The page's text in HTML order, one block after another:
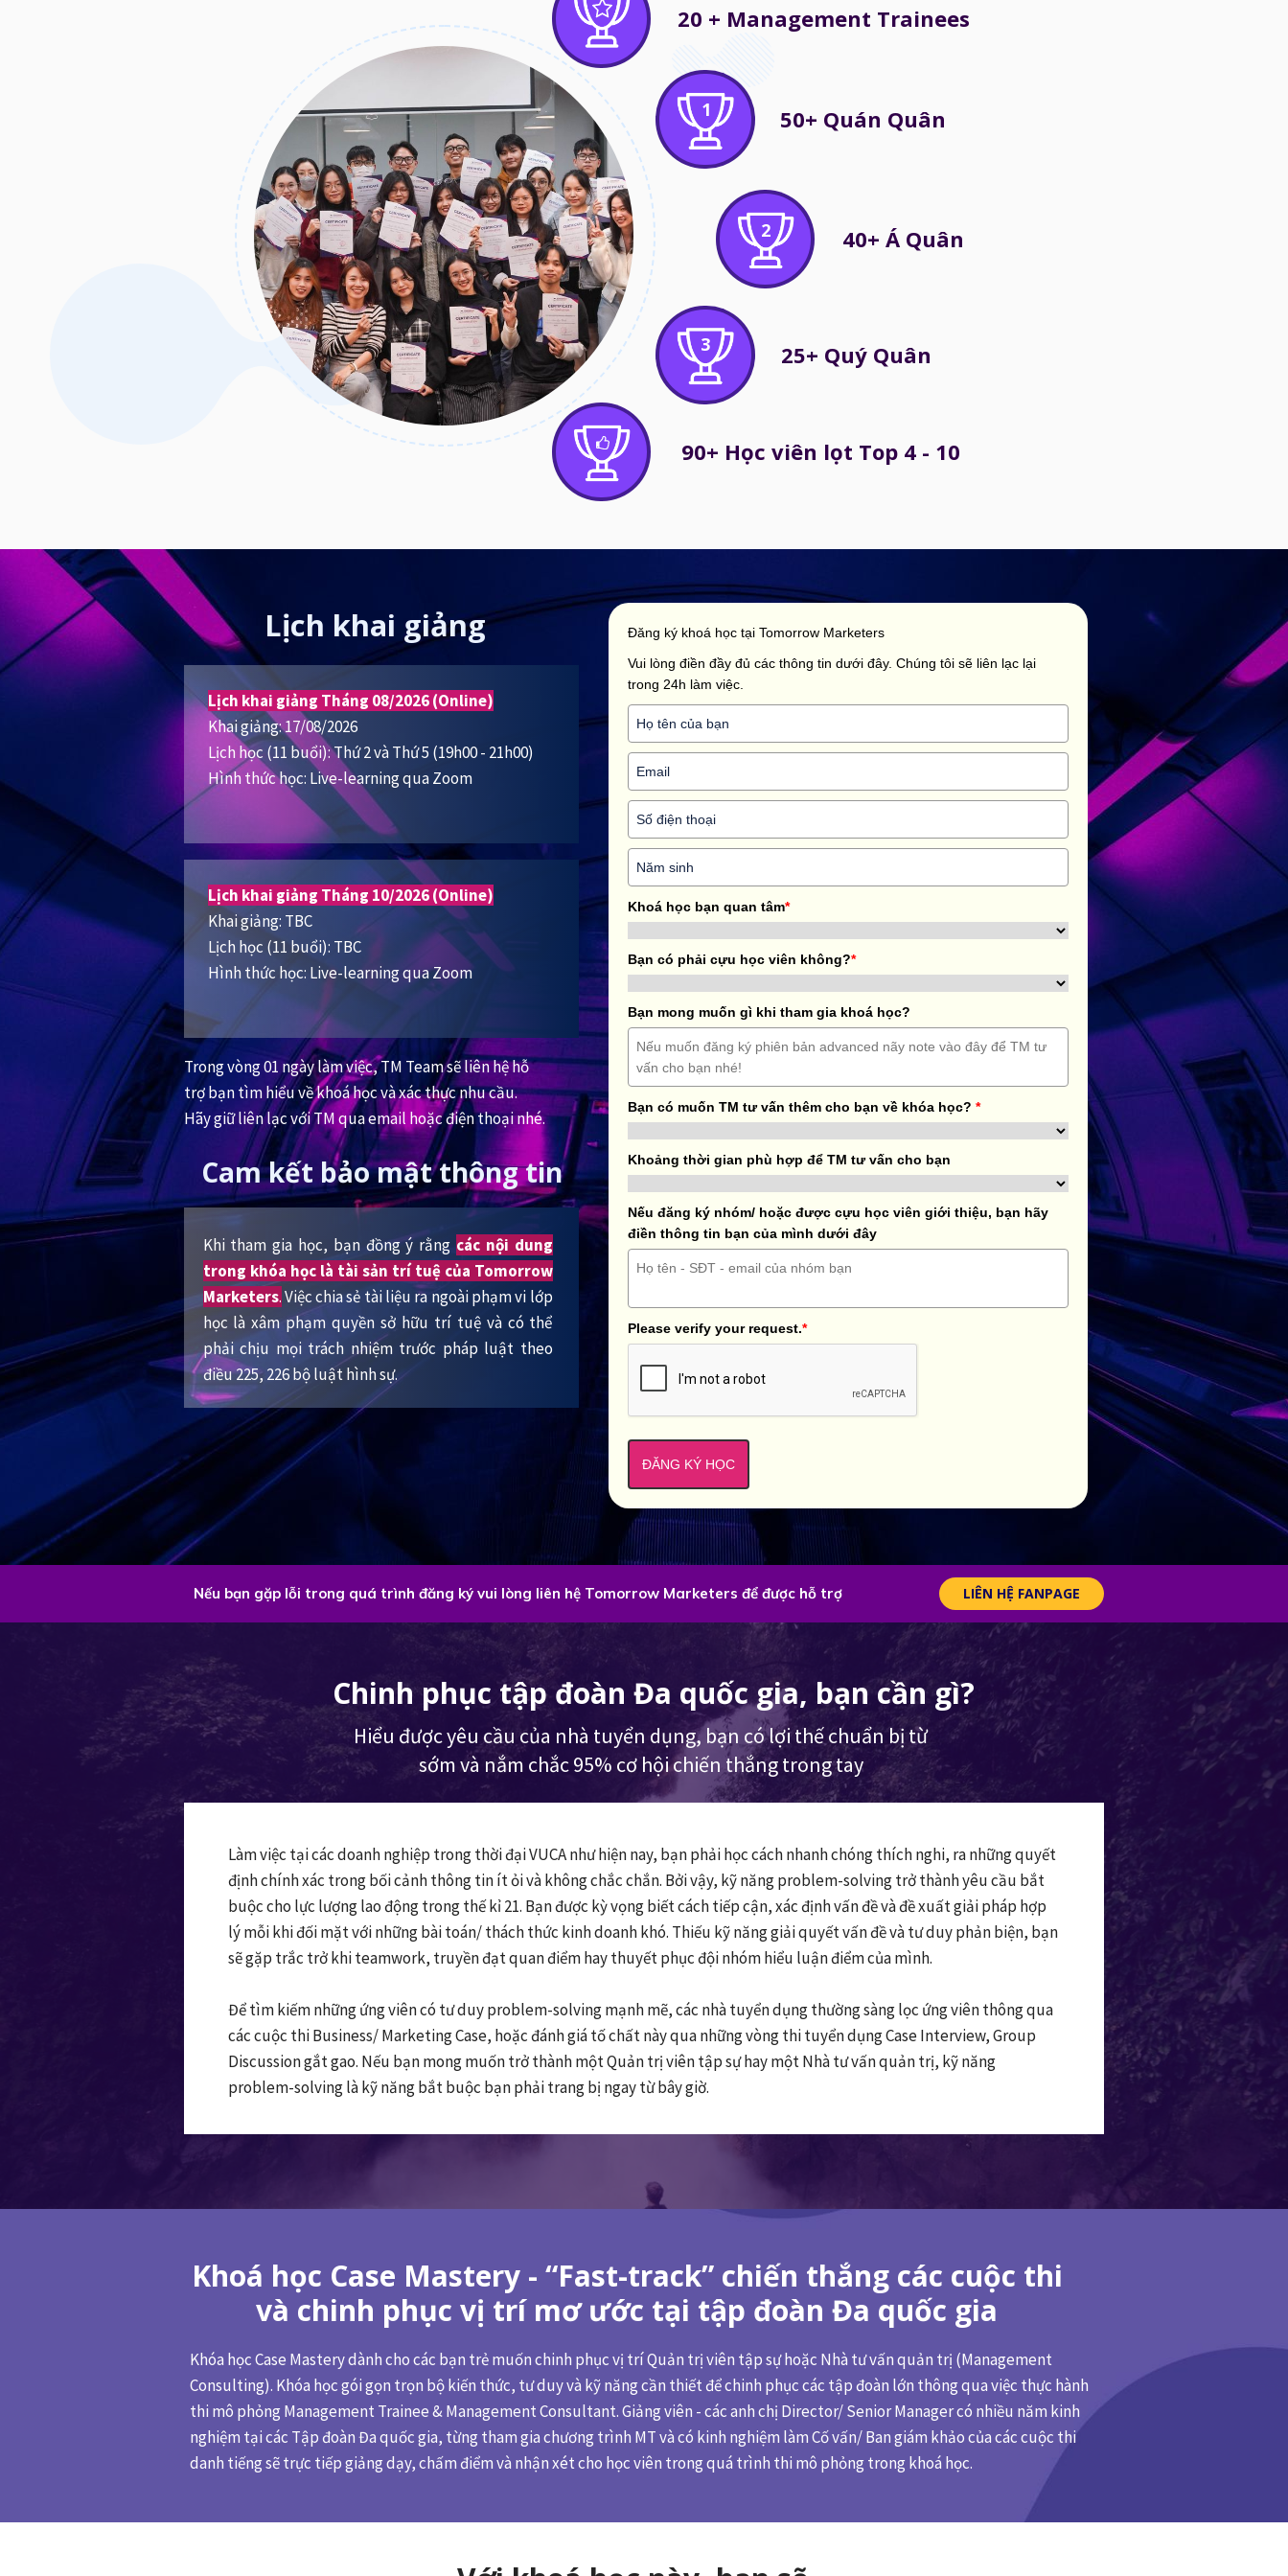
50+ Quán Quân
1
40+ Á Quân
2
25+ Quý Quân
3
20 + Management Trainees
90+ Học viên lọt Top 4 - 10
Lịch khai giảng
Lịch khai giảng Tháng 08/2026 (Online)
Khai giảng: 17/08/2026
Lịch học (11 buổi): Thứ 2 và Thứ 5 (19h00 - 21h00)
Hình thức học: Live-learning qua Zoom
Đăng ký khoá học tại Tomorrow Marketers
Vui lòng điền đầy đủ các thông tin dưới đây. Chúng tôi sẽ liên lạc lại
trong 24h làm việc.
Khoá học bạn quan tâm*
Bạn có phải cựu học viên không?*
Bạn mong muốn gì khi tham gia khoá học?
Bạn có muốn TM tư vấn thêm cho bạn về khóa học?*
Khoảng thời gian phù hợp để TM tư vấn cho bạn
Nếu đăng ký nhóm/ hoặc được cựu học viên giới thiệu, bạn hãy
điền thông tin bạn của mình dưới đây
Please verify your request.*
ĐĂNG KÝ HỌC
Khi tham gia học, bạn đồng ý rằng các nội dung
trong khóa học là tài sản trí tuệ của Tomorrow
Marketers.Việc chia sẻ tài liệu ra ngoài phạm vi lớp
học là xâm phạm quyền sở hữu trí tuệ và có thể
phải chịu mọi trách nhiệm trước pháp luật theo
điều 225, 226 bộ luật hình sự.
Cam kết bảo mật thông tin
Trong vòng 01 ngày làm việc, TM Team sẽ liên hệ hỗ
trợ bạn tìm hiểu về khoá học và xác thực nhu cầu.
Hãy giữ liên lạc với TM qua email hoặc điện thoại nhé.
Lịch khai giảng Tháng 10/2026 (Online)
Khai giảng: TBC
Lịch học (11 buổi): TBC
Hình thức học: Live-learning qua Zoom
Nếu bạn gặp lỗi trong quá trình đăng ký vui lòng liên hệ Tomorrow Marketers để được hỗ trợ LIÊN HỆ FANPAGE
Chinh phục tập đoàn Đa quốc gia, bạn cần gì?
Hiểu được yêu cầu của nhà tuyển dụng, bạn có lợi thế chuẩn bị từ
sớm và nắm chắc 95% cơ hội chiến thắng trong tay
Làm việc tại các doanh nghiệp trong thời đại VUCA như hiện nay, bạn phải học cách nhanh chóng thích nghi, ra những quyết
định chính xác trong bối cảnh thông tin ít ỏi và không chắc chắn. Bởi vậy, kỹ năng problem-solving trở thành yêu cầu bắt
buộc cho lực lượng lao động trong thế kỉ 21. Bạn được kỳ vọng biết cách tiếp cận, xác định vấn đề và đề xuất giải pháp hợp
lý mỗi khi đối mặt với những bài toán/ thách thức kinh doanh khó. Thiếu kỹ năng giải quyết vấn đề và tư duy phản biện, bạn
sẽ gặp trắc trở khi teamwork, truyền đạt quan điểm hay thuyết phục đội nhóm hiểu luận điểm của mình.
Để tìm kiếm những ứng viên có tư duy problem-solving mạnh mẽ, các nhà tuyển dụng thường sàng lọc ứng viên thông qua
các cuộc thi Business/ Marketing Case, hoặc đánh giá tố chất này qua những vòng thi tuyển dụng Case Interview, Group
Discussion gắt gao. Nếu bạn mong muốn trở thành một Quản trị viên tập sự hay một Nhà tư vấn quản trị, kỹ năng
problem-solving là kỹ năng bắt buộc bạn phải trang bị ngay từ bây giờ.
Khoá học Case Mastery - “Fast-track” chiến thắng các cuộc thi
và chinh phục vị trí mơ ước tại tập đoàn Đa quốc gia
Khóa học Case Mastery dành cho các bạn trẻ muốn chinh phục vị trí Quản trị viên tập sự hoặc Nhà tư vấn quản trị (Management
Consulting). Khóa học gói gọn trọn bộ kiến thức, tư duy và kỹ năng cần thiết để chinh phục các tập đoàn lớn thông qua việc thực hành
thi mô phỏng Management Trainee & Management Consultant. Giảng viên - các anh chị Director/ Senior Manager có nhiều năm kinh
nghiệm tại các Tập đoàn Đa quốc gia, từng tham gia chương trình MT và có kinh nghiệm làm Cố vấn/ Ban giám khảo của các cuộc thi
danh tiếng sẽ trực tiếp giảng dạy, chấm điểm và nhận xét cho học viên trong quá trình thi mô phỏng trong khoá học.